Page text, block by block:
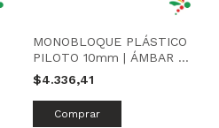
MONOBLOQUE PLÁSTICO
PILOTO 10mm | ÁMBAR |
TBCIN
$4.336,41